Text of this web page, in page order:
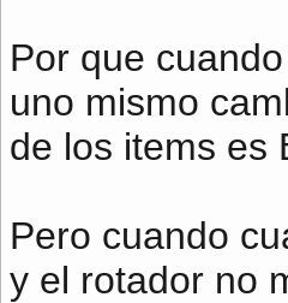
Por que
uno mismo
de los items es
Pero cuando
y el rotador no